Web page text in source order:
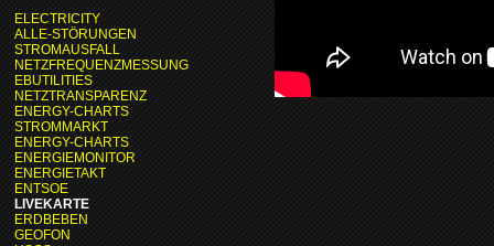
ELECTRICITY
ALLE-STÖRUNGEN
STROMAUSFALL
NETZFREQUENZMESSUNG
EBUTILITIES
NETZTRANSPARENZ
ENERGY-CHARTS
STROMMARKT
ENERGY-CHARTS
ENERGIEMONITOR
ENERGIETAKT
ENTSOE
LIVEKARTE
ERDBEBEN
GEOFON